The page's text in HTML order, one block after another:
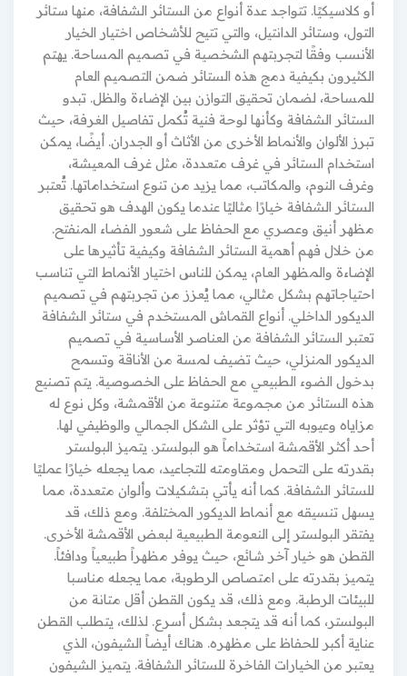
أو كلاسيكيًا. تتواجد عدة أنواع من الستائر الشفافة، منها ستائر
التول، وستائر الدانتيل، والتي تتيح للأشخاص اختيار الخيار
الأنسب وفقًا لتجربتهم الشخصية في تصميم المساحة. يهتم
الكثيرون بكيفية دمج هذه الستائر ضمن التصميم العام
للمساحة، لضمان تحقيق التوازن بين الإضاءة والظل. تبدو
الستائر الشفافة وكأنها لوحة فنية تُكمل تفاصيل الغرفة، حيث
تبرز الألوان والأنماط الأخرى من الأثاث أو الجدران. أيضًا، يمكن
استخدام الستائر في غرف متعددة، مثل غرف المعيشة،
وغرف النوم، والمكاتب، مما يزيد من تنوع استخداماتها. تُعتبر
الستائر الشفافة خيارًا مثاليًا عندما يكون الهدف هو تحقيق
مظهر أنيق وعصري مع الحفاظ على شعور الفضاء المنفتح.
من خلال فهم أهمية الستائر الشفافة وكيفية تأثيرها على
الإضاءة والمظهر العام، يمكن للناس اختيار الأنماط التي تناسب
احتياجاتهم بشكل مثالي، مما يُعزز من تجربتهم في تصميم
الديكور الداخلي. أنواع القماش المستخدم في ستائر الشفافة
تعتبر الستائر الشفافة من العناصر الأساسية في تصميم
الديكور المنزلي، حيث تضيف لمسة من الأناقة وتسمح
بدخول الضوء الطبيعي مع الحفاظ على الخصوصية. يتم تصنيع
هذه الستائر من مجموعة متنوعة من الأقمشة، وكل نوع له
مزاياه وعيوبه التي تؤثر على الشكل الجمالي والوظيفي لها.
أحد أكثر الأقمشة استخداماً هو البولستر. يتميز البولستر
بقدرته على التحمل ومقاومته للتجاعيد، مما يجعله خيارًا عمليًا
للستائر الشفافة. كما أنه يأتي بتشكيلات وألوان متعددة، مما
يسهل تنسيقه مع أنماط الديكور المختلفة. ومع ذلك، قد
يفتقر البولستر إلى النعومة الطبيعية لبعض الأقمشة الأخرى.
القطن هو خيار آخر شائع، حيث يوفر مظهراً طبيعياً ودافئاً.
يتميز بقدرته على امتصاص الرطوبة، مما يجعله مناسبا
للبيئات الرطبة. ومع ذلك، قد يكون القطن أقل متانة من
البولستر، كما أنه قد يتجعد بشكل أسرع. لذلك، يتطلب القطن
عناية أكبر للحفاظ على مظهره. هناك أيضاً الشيفون، الذي
يعتبر من الخيارات الفاخرة للستائر الشفافة. يتميز الشيفون